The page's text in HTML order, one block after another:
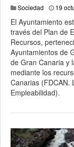
Sociedad 19
El Ayuntamiento
través del Plan de
Recursos,
Ayuntamientos de
de Gran Canaria y
mediante los
Canarias (FDCAN.
Empleabilidad).